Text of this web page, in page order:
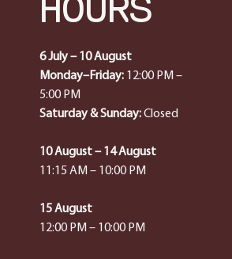
HOURS
6 July – 10 August
Monday–Friday: 12:00 PM –
5:00 PM
Saturday & Sunday:Closed
10 August – 14 August
11:15 AM – 10:00 PM
15 August
12:00 PM – 10:00 PM